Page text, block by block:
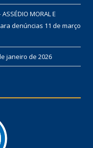
MORAL E
denúncias 11 de março
janeiro de 2026